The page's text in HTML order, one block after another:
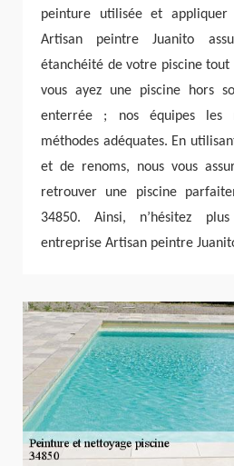
peinture utilisée et
Artisan peintre Juanito
étanchéité de votre piscine tout
vous ayez une piscine hors
enterrée ; nos équipes les
méthodes adéquates. En
et de renoms, nous vous
retrouver une piscine
34850. Ainsi, n’hésitez
entreprise Artisan peintre